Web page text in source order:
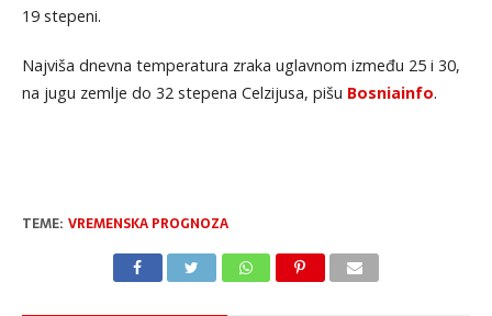
19 stepeni.
Najviša dnevna temperatura zraka uglavnom između 25 i 30,
na jugu zemlje do 32 stepena Celzijusa, pišu Bosniainfo.
TEME: VREMENSKA PROGNOZA